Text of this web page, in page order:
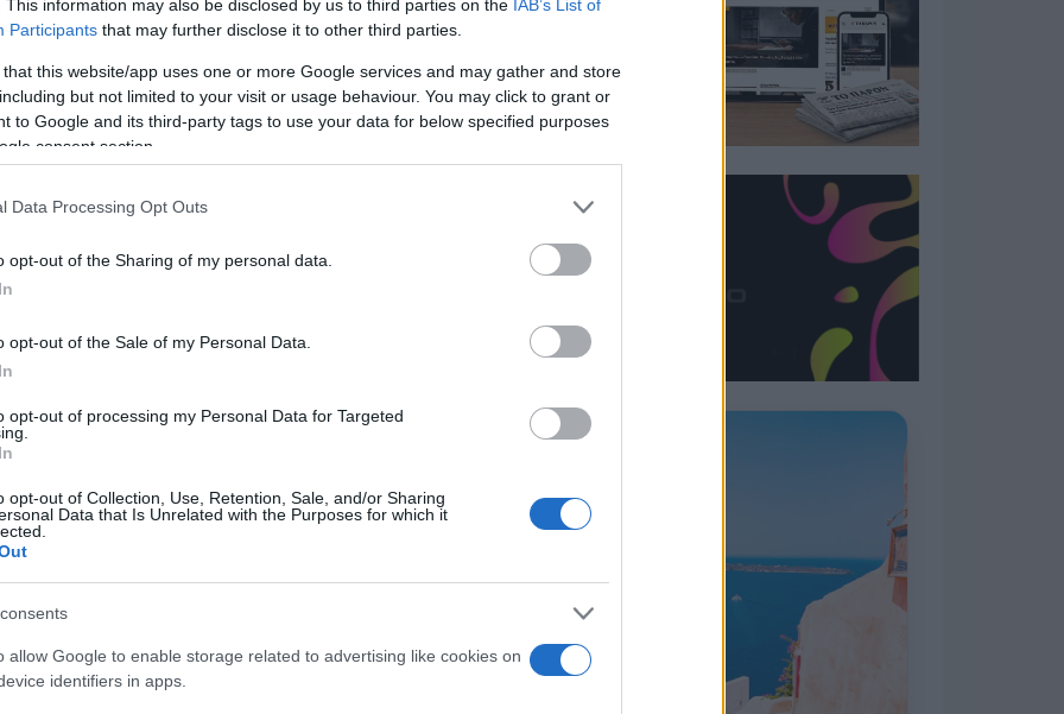
This information may also be disclosed by us to third parties on the IAB’s List of
Participants that may further disclose it to other third parties.
that this website/app uses one or more Google services and may gather and store
but not limited to your visit or usage behaviour. You may click to grant or
to Google and its third-party tags to use your data for below specified purposes
consent section.
Data Processing Opt Outs
opt-out of the Sharing of my personal data.
opt-out of the Sale of my Personal Data.
opt-out of processing my Personal Data for Targeted
opt-out of Collection, Use, Retention, Sale, and/or Sharing
Data that Is Unrelated with the Purposes for which it
allow Google to enable storage related to advertising like cookies on
identifiers in apps.
από μία συναυλία του στοΛυκαβηττό, με τουςΣταμάτη
και Άννα Παναγιωτοπούλου να ερμηνεύουν
με τον ίδιο να τους συνοδεύει στο πιάνο, όπως κι
(1984), στο οποίο ο Λουκιανός Κηλαηδόνης ερμηνεύει
με τονΓιώργο Νταλάρακαι τονΓιάννη Πάριο.
Ρεκόρ τηλεθέασης σε Eurovision και
Αυτό το εύκολο hairstyle παραλίας είναι